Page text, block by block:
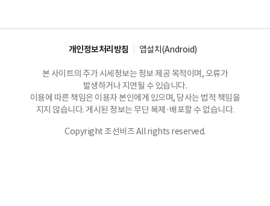
개인정보처리방침 앱설치(Android)
본 사이트의 주가 시세정보는 정보 제공 목적이며, 오류가
발생하거나 지연될 수 있습니다.
이용에 따른 책임은 이용자 본인에게 있으며, 당사는 법적 책임을
지지 않습니다. 게시된 정보는 무단 복제·배포할 수 없습니다.
Copyright 조선비즈 All rights reserved.